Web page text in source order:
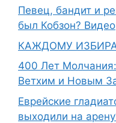
Певец, бандит и
был Кобзон? Видео
КАЖДОМУ
400 Лет
Ветхим и Новым
Еврейские
выходили на